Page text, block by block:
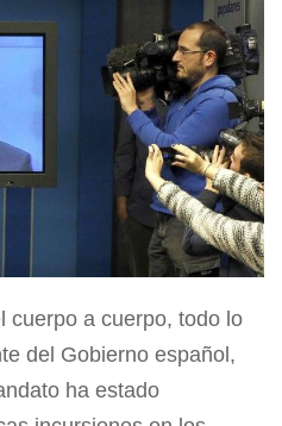
cuerpo a cuerpo, todo lo
del Gobierno español,
ha estado